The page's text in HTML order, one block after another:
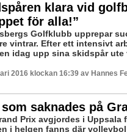
klara vid
för alla!”
Golfklubb upprepar
vintrar. Efter ett intensivt
idag upp sina skidspår
2016 klockan 16:39 av Hannes
saknades på
Prix avgjordes i Uppsala
i helgen fanns där